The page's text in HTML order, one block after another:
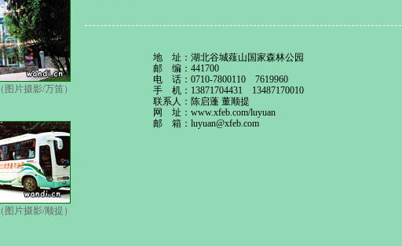
（图片摄影/万笛）
（图片摄影/顺提）
地 址：湖北谷城薤山国家森林公园
邮 编：441700
电 话：0710-7800110 7619960
手 机：13871704431 13487170010
联系人：陈启蓬 董顺提
网 址： www.xfeb.com/luyuan
邮 箱： luyuan@xfeb.com